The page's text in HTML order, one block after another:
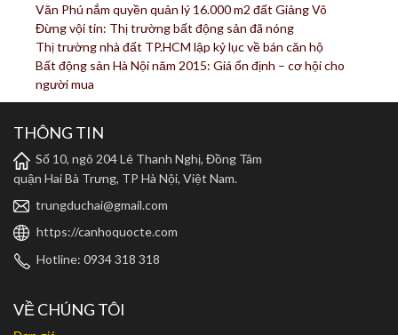
Văn Phú nắm quyền quản lý 16.000 m2 đất Giảng Võ
Đừng vội tin: Thị trường bất động sản đã nóng
Thị trường nhà đất TP.HCM lập kỷ lục về bán căn hộ
Bất động sản Hà Nội năm 2015: Giá ổn định – cơ hội cho
người mua
THÔNG TIN
Số 10, ngõ 204 Lê Thanh Nghị, Đồng Tâm
quận Hai Bà Trưng, TP Hà Nội, Việt Nam.
trungduchai@gmail.com
https://canhoquocte.com
Hotline: 0934 318 318
VỀ CHÚNG TÔI